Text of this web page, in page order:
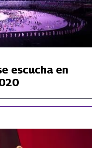
escucha en